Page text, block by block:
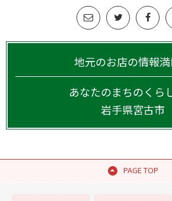
地元のお店の情報満
あなたのまちのくら
岩手県宮古市
PAGE TOP